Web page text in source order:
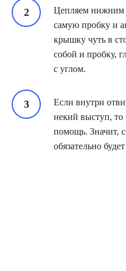
Цепляем нижним
самую пробку и
крышку чуть в
собой и пробку,
с углом.
Если внутри
некий выступ, то
помощь. Значит,
обязательно